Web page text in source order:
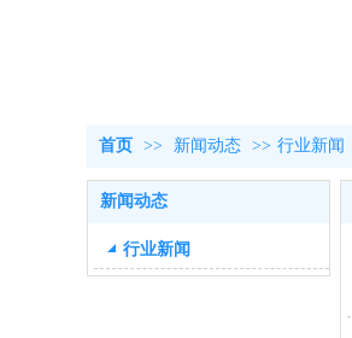
首页 >> 新闻动态 >> 行业新闻
新闻动态
行业新闻